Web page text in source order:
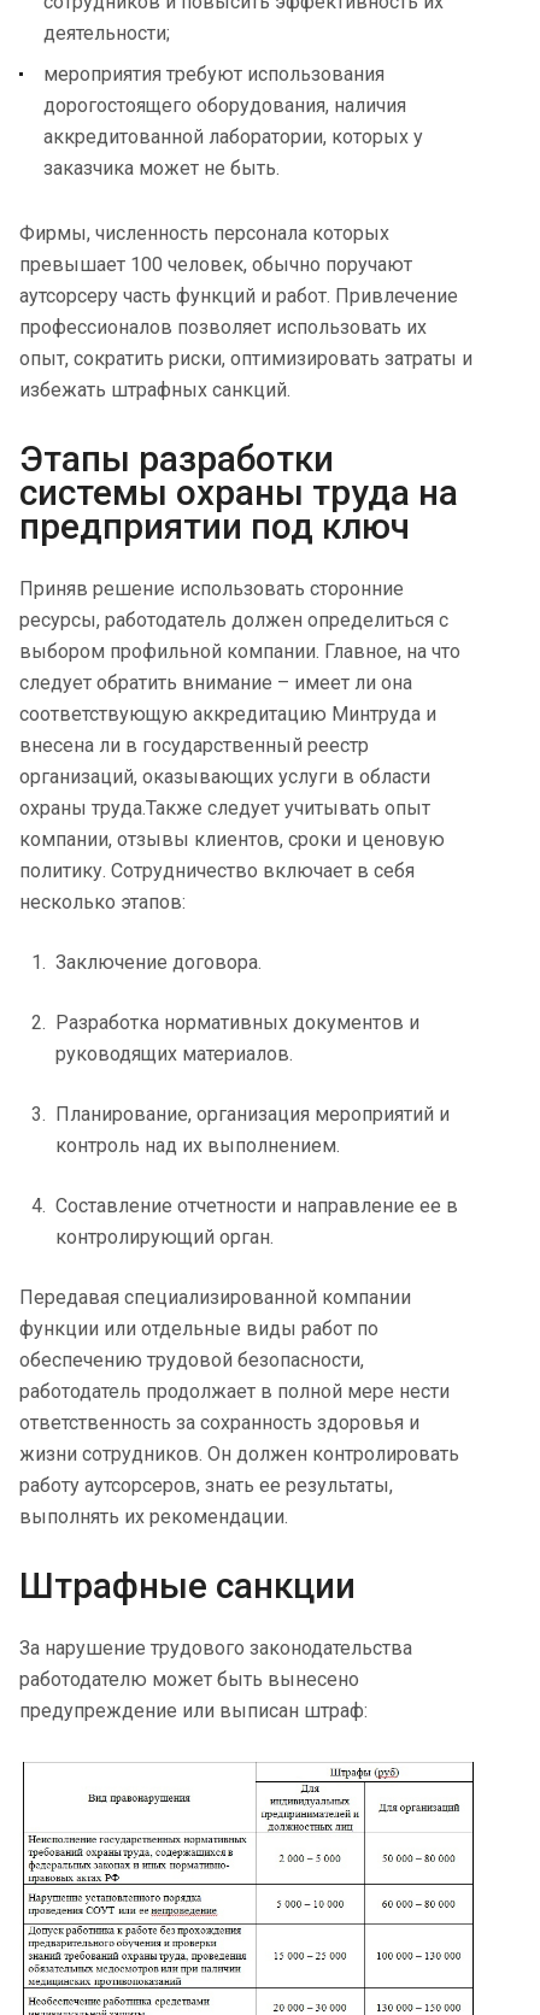
деятельности;
мероприятия требуют использования
дорогостоящего оборудования, наличия
аккредитованной лаборатории, которых у
заказчика может не быть.
Фирмы, численность персонала которых
превышает 100 человек, обычно поручают
аутсорсеру часть функций и работ. Привлечение
профессионалов позволяет использовать их
опыт, сократить риски, оптимизировать затраты и
избежать штрафных санкций.
Этапы разработки
системы охраны труда на
предприятии под ключ
Приняв решение использовать сторонние
ресурсы, работодатель должен определиться с
выбором профильной компании. Главное, на что
следует обратить внимание – имеет ли она
соответствующую аккредитацию Минтруда и
внесена ли в государственный реестр
организаций, оказывающих услуги в области
охраны труда.Также следует учитывать опыт
компании, отзывы клиентов, сроки и ценовую
политику. Сотрудничество включает в себя
несколько этапов:
Заключение договора.
Разработка нормативных документов и
руководящих материалов.
Планирование, организация мероприятий и
контроль над их выполнением.
Составление отчетности и направление ее в
контролирующий орган.
Передавая специализированной компании
функции или отдельные виды работ по
обеспечению трудовой безопасности,
работодатель продолжает в полной мере нести
ответственность за сохранность здоровья и
жизни сотрудников. Он должен контролировать
работу аутсорсеров, знать ее результаты,
выполнять их рекомендации.
Штрафные санкции
За нарушение трудового законодательства
работодателю может быть вынесено
предупреждение или выписан штраф: